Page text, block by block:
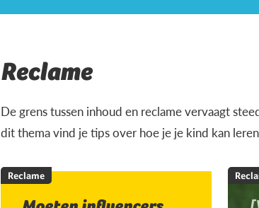
Reclame
De grens tussen inhoud en reclame vervaagt
dit thema vind je tips over hoe je je kind kan
Reclame